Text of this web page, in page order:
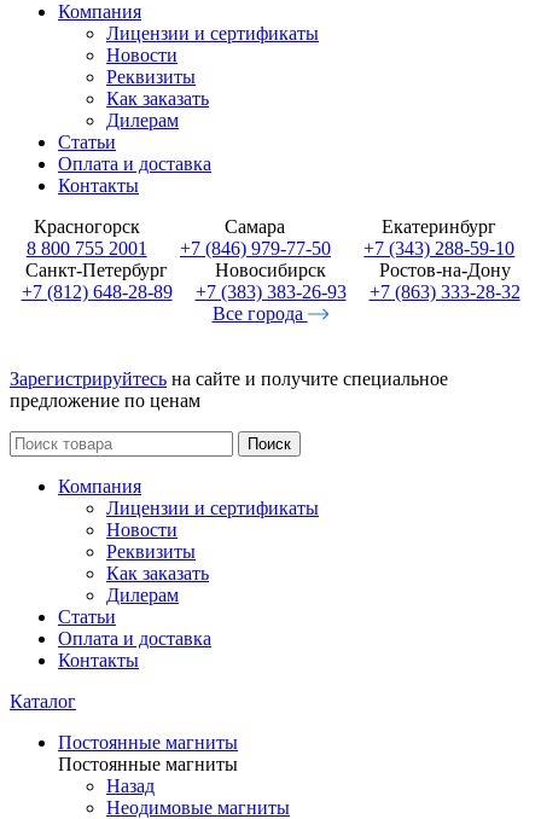
Компания
Лицензии и сертификаты
Новости
Реквизиты
Как заказать
Дилерам
Статьи
Оплата и доставка
Контакты
Красногорск
8 800 755 2001
Самара
+7 (846) 979-77-50
Екатеринбург
+7 (343) 288-59-10
Санкт-Петербург
+7 (812) 648-28-89
Новосибирск
+7 (383) 383-26-93
Ростов-на-Дону
+7 (863) 333-28-32
Все города
Зарегистрируйтесь на сайте и получите специальное
предложение по ценам
Поиск
Компания
Лицензии и сертификаты
Новости
Реквизиты
Как заказать
Дилерам
Статьи
Оплата и доставка
Контакты
Каталог
Постоянные магниты
Постоянные магниты
Назад
Неодимовые магниты